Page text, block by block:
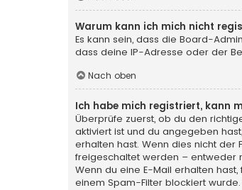
Warum kann ich mich nicht
Es kann sein, dass die Board-
dass deine IP-Adresse oder der
Nach oben
Ich habe mich registriert, kann
Überprüfe zuerst, ob du den
aktiviert ist und du angegeben
erhalten hast. Wenn dies nicht der
freigeschaltet werden – entweder
Wenn du eine E-Mail erhalten
einem Spam-Filter blockiert